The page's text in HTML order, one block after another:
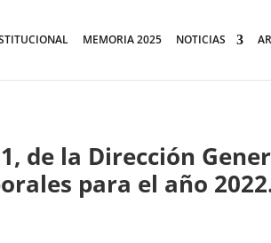
MEMORIA 2025 NOTICIAS
de la Dirección
para el año